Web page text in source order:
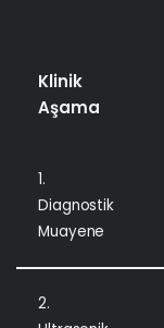
Klinik
Aşama
1.
Diagnostik
Muayene
2.